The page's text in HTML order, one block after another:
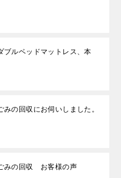
ブルベッドマットレス、本
の回収にお伺いしました。
みの回収 お客様の声